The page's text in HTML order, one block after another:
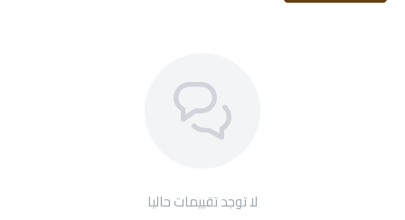
لا توجد تقييمات حاليا